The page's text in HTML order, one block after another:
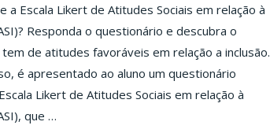
a Escala Likert de Atitudes Sociais em relação à
Responda o questionário e descubra o
de atitudes favoráveis em relação a inclusão.
é apresentado ao aluno um questionário
Likert de Atitudes Sociais em relação à
que …